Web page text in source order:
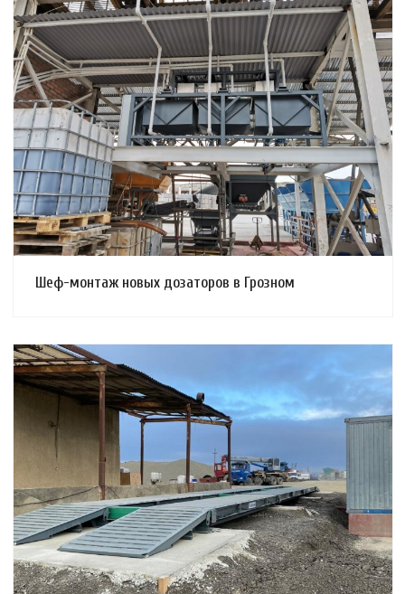
Смотреть проект
Шеф-монтаж новых дозаторов в Грозном
Смотреть проект